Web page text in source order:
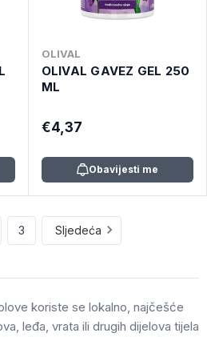
OLIVAL
OLIVAL GAVEZ GEL 250
ML
€4,37
Obavijesti me
3 Sljedeća
koriste se lokalno, najčešće
leđa, vrata ili drugih dijelova tijela